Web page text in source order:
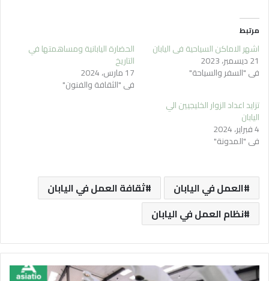
مرتبط
اشهر الاماكن السياحية في اليابان
21 ديسمبر، 2023
في "السفر والسياحة"
الحضارة اليابانية ومساهمتها في
التاريخ
17 مارس، 2024
في "الثقافة والفنون"
تزايد اعداد الزوار الخليجيين الي
اليابان
4 فبراير، 2024
في "المدونة"
العمل في اليابان
ثقافة العمل في اليابان
نظام العمل في اليابان